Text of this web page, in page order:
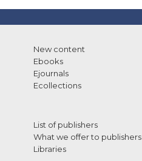
New content
Ebooks
Ejournals
Ecollections
List of publishers
What we offer to publishers
Libraries